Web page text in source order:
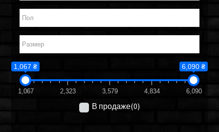
1,067 ₴ 6,090 ₴
1,067 2,323 3,579 4,834 6,090
В продаже(0)